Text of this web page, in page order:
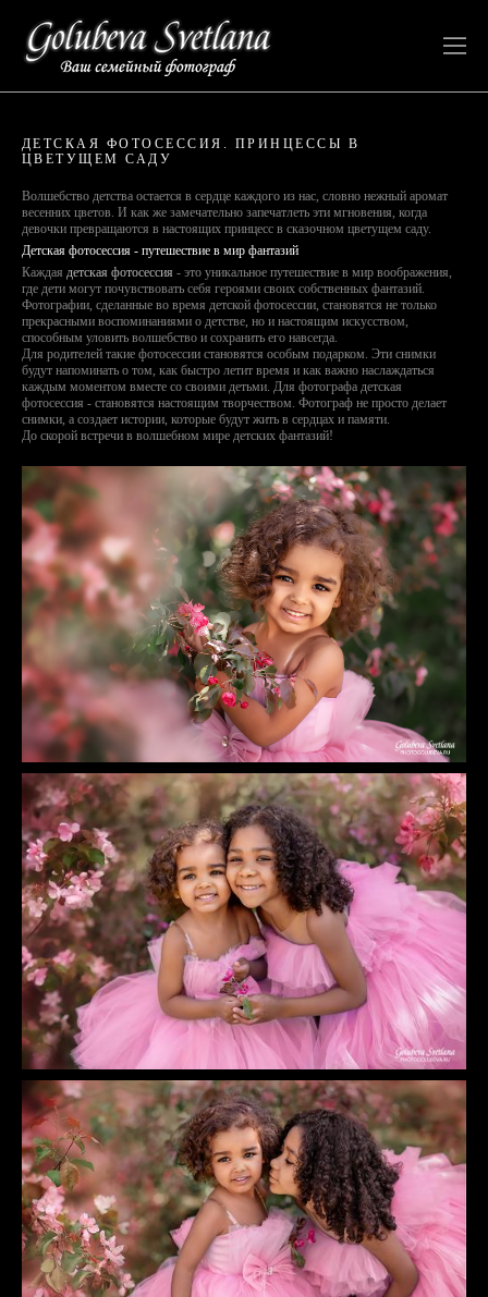
ДЕТСКАЯ ФОТОСЕССИЯ. ПРИНЦЕССЫ В
ЦВЕТУЩЕМ САДУ
Волшебство детства остается в сердце каждого из нас, словно нежный аромат
весенних цветов. И как же замечательно запечатлеть эти мгновения, когда
девочки превращаются в настоящих принцесс в сказочном цветущем саду.
Детская фотосессия - путешествие в мир фантазий
Каждая детская фотосессия - это уникальное путешествие в мир воображения,
где дети могут почувствовать себя героями своих собственных фантазий.
Фотографии, сделанные во время детской фотосессии, становятся не только
прекрасными воспоминаниями о детстве, но и настоящим искусством,
способным уловить волшебство и сохранить его навсегда.
Для родителей такие фотосессии становятся особым подарком. Эти снимки
будут напоминать о том, как быстро летит время и как важно наслаждаться
каждым моментом вместе со своими детьми. Для фотографа детская
фотосессия - становятся настоящим творчеством. Фотограф не просто делает
снимки, а создает истории, которые будут жить в сердцах и памяти.
До скорой встречи в волшебном мире детских фантазий!